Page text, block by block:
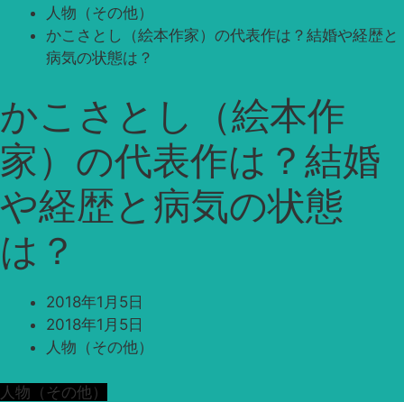
人物（その他）
かこさとし（絵本作家）の代表作は？結婚や経歴と
病気の状態は？
かこさとし（絵本作
家）の代表作は？結婚
や経歴と病気の状態
は？
2018年1月5日
2018年1月5日
人物（その他）
人物（その他）